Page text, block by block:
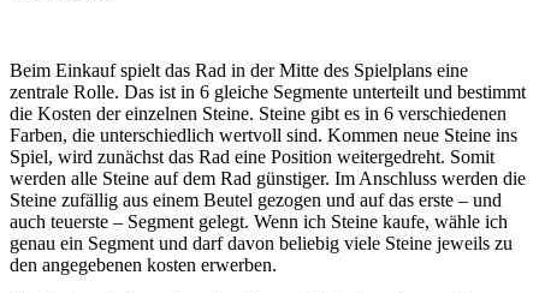
Beim Einkauf spielt das Rad in der Mitte des Spielplans eine
zentrale Rolle. Das ist in 6 gleiche Segmente unterteilt und bestimmt
die Kosten der einzelnen Steine. Steine gibt es in 6 verschiedenen
Farben, die unterschiedlich wertvoll sind. Kommen neue Steine ins
Spiel, wird zunächst das Rad eine Position weitergedreht. Somit
werden alle Steine auf dem Rad günstiger. Im Anschluss werden die
Steine zufällig aus einem Beutel gezogen und auf das erste – und
auch teuerste – Segment gelegt. Wenn ich Steine kaufe, wähle ich
genau ein Segment und darf davon beliebig viele Steine jeweils zu
den angegebenen kosten erwerben.